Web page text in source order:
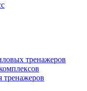
тренажеров
тренажеров